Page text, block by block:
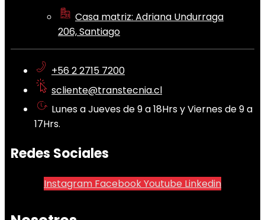
Casa matriz: Adriana Undurraga
206, Santiago
+56 2 2715 7200
scliente@transtecnia.cl
Lunes a Jueves de 9 a 18Hrs y Viernes de 9 a
17Hrs.
Redes Sociales
Instagram FacebookYoutube Linkedin